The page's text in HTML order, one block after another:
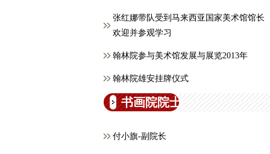
张红娜带队受到马来西亚国家美术馆馆长
欢迎并参观学习
翰林院参与美术馆发展与展览2013年
翰林院雄安挂牌仪式
书画院院士
付小旗-副院长